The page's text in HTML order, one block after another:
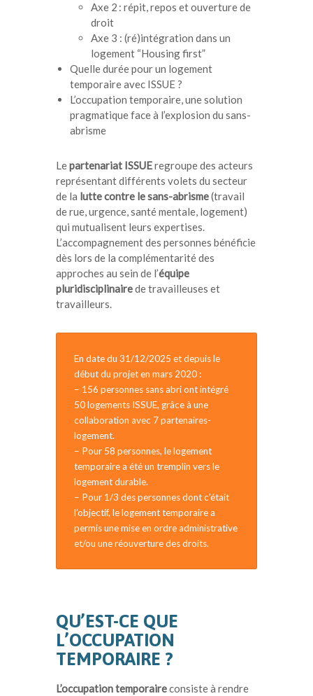
Axe 2 : répit, repos et ouverture de
droit
Axe 3 : (ré)intégration dans un
logement “Housing first”
Quelle durée pour un logement
temporaire avec ISSUE ?
L’occupation temporaire, une solution
pragmatique face à l’explosion du sans-
abrisme
Lepartenariat ISSUEregroupe des acteurs
représentant différents volets du secteur
de la lutte contre le sans-abrisme(travail
de rue, urgence, santé mentale, logement)
qui mutualisent leurs expertises.
L’accompagnement des personnes bénéficie
dès lors de la complémentarité des
approches au sein de l’équipe
pluridisciplinairede travailleuses et
travailleurs.
En date du 31/12/2025 et depuis le
début du projet en mars 2020 :
– 156 personnes sans abri ont intégré
50 logements ISSUE, grâce à une
collaboration avec 7 partenaires-
logement.
– Pour 58 personnes, le logement
temporaire a été un tremplin vers le
logement durable.
– Pour 1/3 des personnes dont c’était
l’objectif, le logement temporaire a
permis une mise en ordre administrative
et/ou une réouverture des droits.
QU’EST-CE QUE
L’OCCUPATION
TEMPORAIRE ?
L’occupation temporaireconsiste à rendre